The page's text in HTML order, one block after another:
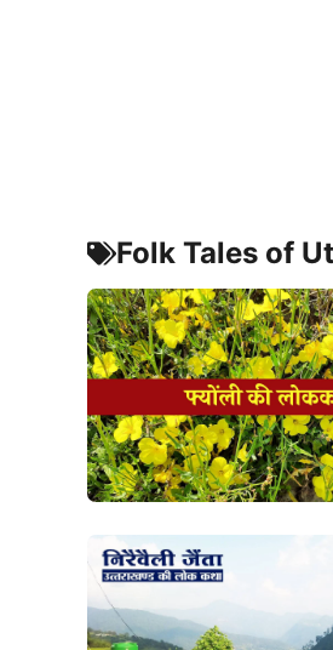
Folk Tales of